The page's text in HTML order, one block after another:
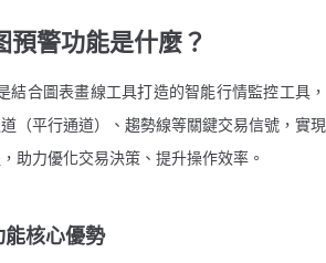
警功能是什麼？
結合圖表畫線工具打造的智能行情監控工具，
（平行通道）、趨勢線等關鍵交易信號，實現
助力優化交易決策、提升操作效率。
核心優勢